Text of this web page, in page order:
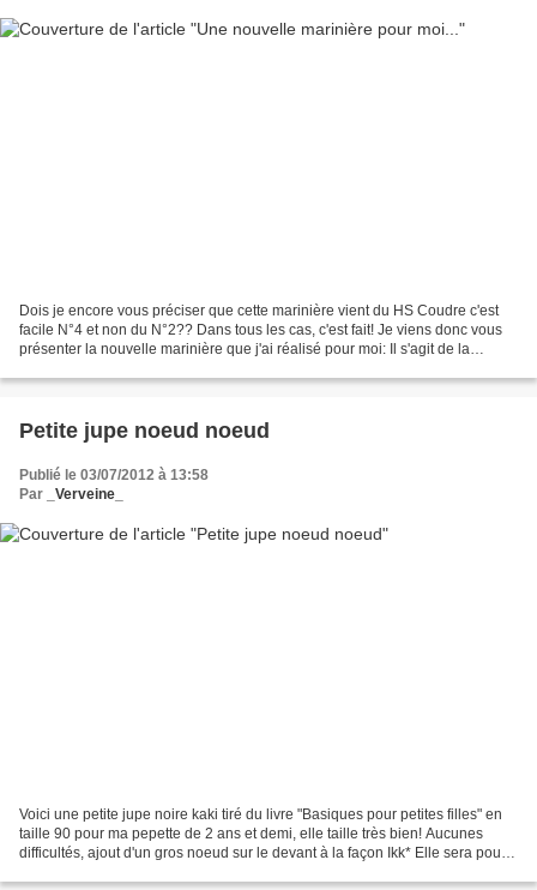
Dois je encore vous préciser que cette marinière vient du HS Coudre c'est
facile N°4 et non du N°2?? Dans tous les cas, c'est fait! Je viens donc vous
présenter la nouvelle marinière que j'ai réalisé pour moi: Il s'agit de la
Petite jupe noeud noeud
Publié le 03/07/2012 à 13:58
Par
_Verveine_
Voici une petite jupe noire kaki tiré du livre "Basiques pour petites filles" en
taille 90 pour ma pepette de 2 ans et demi, elle taille très bien! Aucunes
difficultés, ajout d'un gros noeud sur le devant à la façon Ikk* Elle sera pour